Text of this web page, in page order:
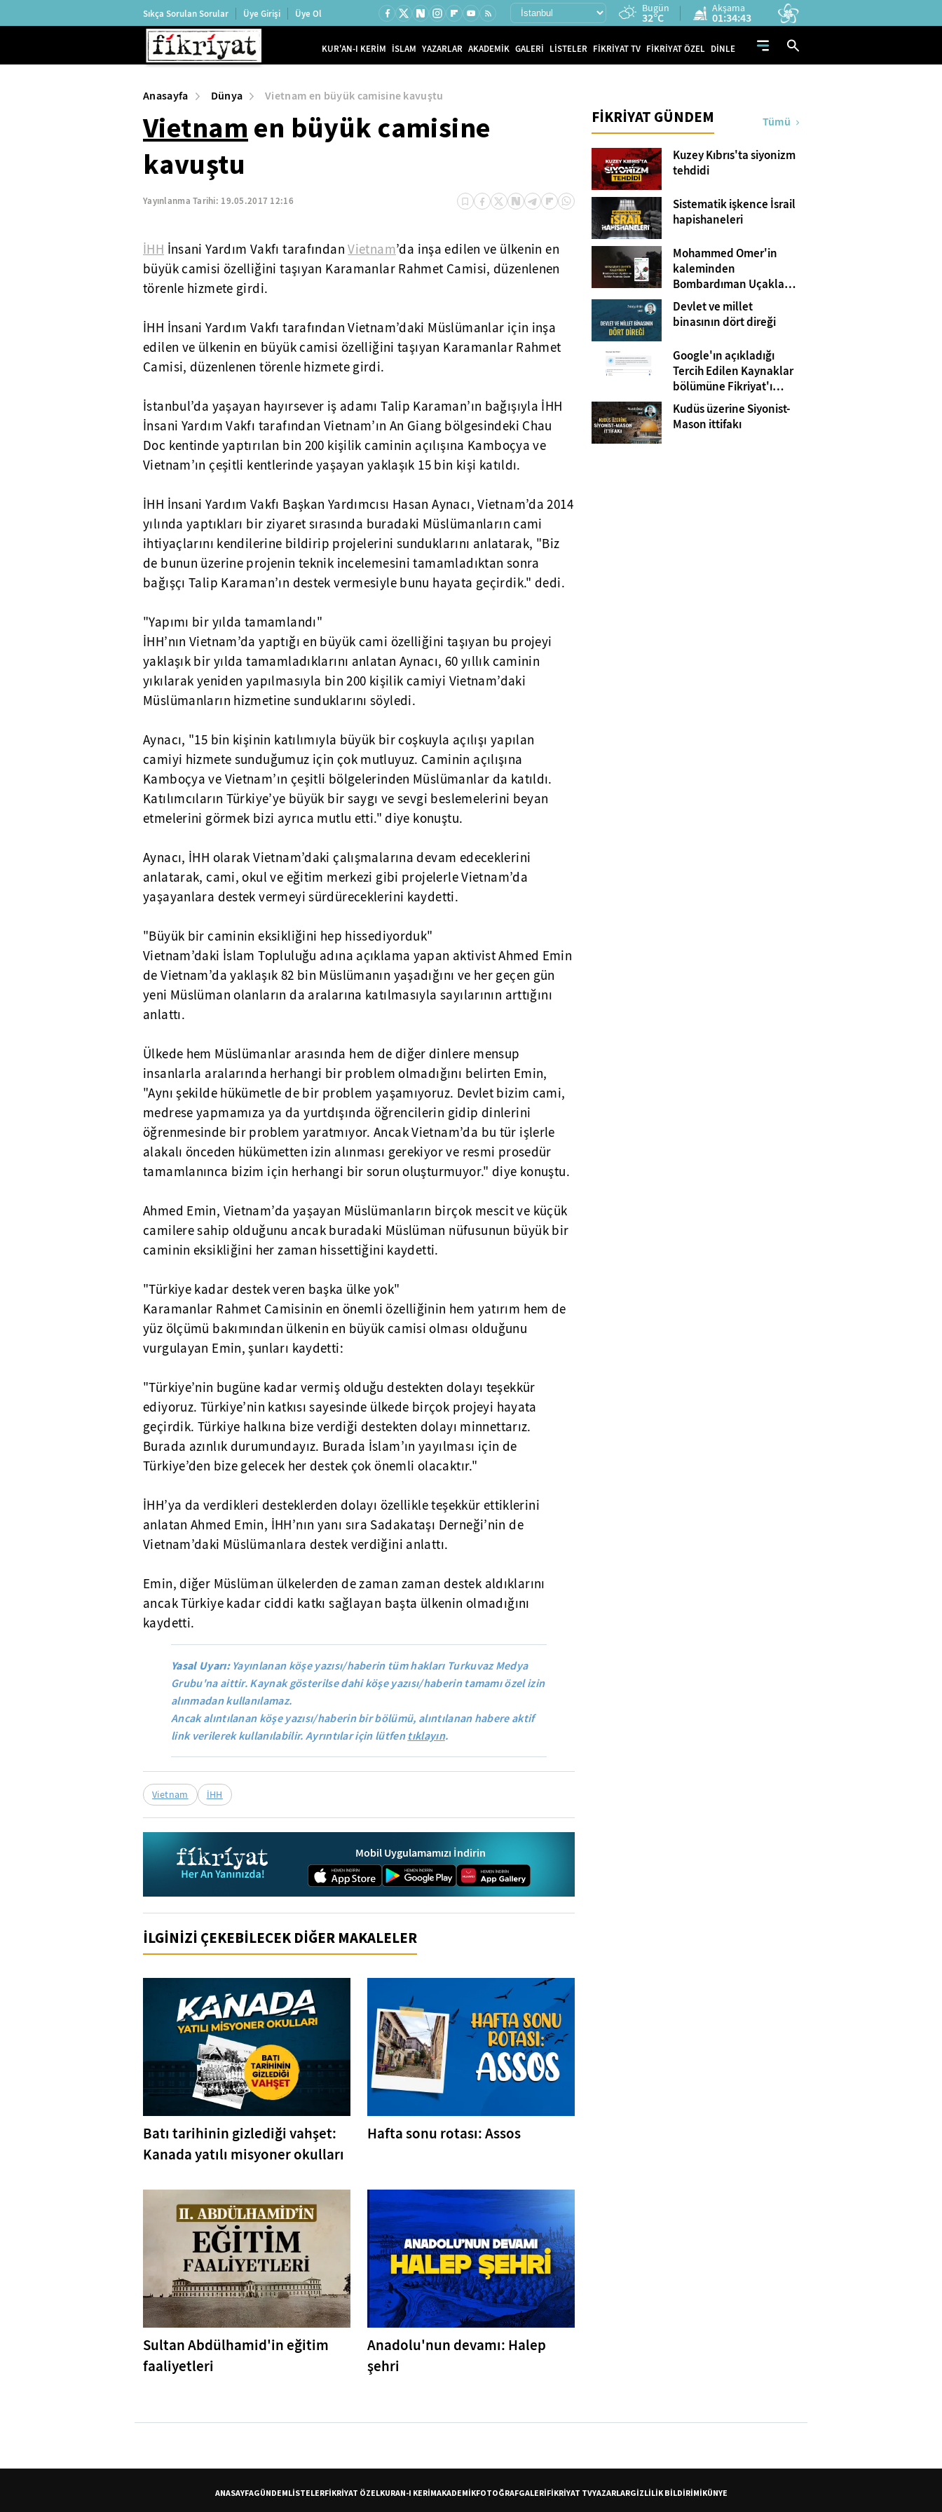
Sıkça Sorulan Sorular Üye Girişi Üye Ol Bugün
32°C
Akşama
01:34:42
KUR'AN-I KERİM İSLAM YAZARLAR AKADEMİK GALERİ LİSTELER FİKRİYAT TV FİKRİYAT ÖZEL DİNLE
Anasayfa Dünya Vietnam en büyük camisine kavuştu
Vietnam en büyük camisine
kavuştu
Yayınlanma Tarihi: 19.05.2017 12:16
İHH İnsani Yardım Vakfı tarafındanVietnam’da inşa edilen ve ülkenin en
büyük camisi özelliğini taşıyan Karamanlar Rahmet Camisi, düzenlenen
törenle hizmete girdi.
İHH İnsani Yardım Vakfı tarafından Vietnam’daki Müslümanlar için inşa
edilen ve ülkenin en büyük camisi özelliğini taşıyan Karamanlar Rahmet
Camisi, düzenlenen törenle hizmete girdi.
İstanbul’da yaşayan hayırsever iş adamı Talip Karaman’ın bağışıyla İHH
İnsani Yardım Vakfı tarafından Vietnam’ın An Giang bölgesindeki Chau
Doc kentinde yaptırılan bin 200 kişilik caminin açılışına Kamboçya ve
Vietnam’ın çeşitli kentlerinde yaşayan yaklaşık 15 bin kişi katıldı.
İHH İnsani Yardım Vakfı Başkan Yardımcısı Hasan Aynacı, Vietnam’da 2014
yılında yaptıkları bir ziyaret sırasında buradaki Müslümanların cami
ihtiyaçlarını kendilerine bildirip projelerini sunduklarını anlatarak, "Biz
de bunun üzerine projenin teknik incelemesini tamamladıktan sonra
bağışçı Talip Karaman’ın destek vermesiyle bunu hayata geçirdik." dedi.
"Yapımı bir yılda tamamlandı"
İHH’nın Vietnam’da yaptığı en büyük cami özelliğini taşıyan bu projeyi
yaklaşık bir yılda tamamladıklarını anlatan Aynacı, 60 yıllık caminin
yıkılarak yeniden yapılmasıyla bin 200 kişilik camiyi Vietnam’daki
Müslümanların hizmetine sunduklarını söyledi.
Aynacı, "15 bin kişinin katılımıyla büyük bir coşkuyla açılışı yapılan
camiyi hizmete sunduğumuz için çok mutluyuz. Caminin açılışına
Kamboçya ve Vietnam’ın çeşitli bölgelerinden Müslümanlar da katıldı.
Katılımcıların Türkiye’ye büyük bir saygı ve sevgi beslemelerini beyan
etmelerini görmek bizi ayrıca mutlu etti." diye konuştu.
Aynacı, İHH olarak Vietnam’daki çalışmalarına devam edeceklerini
anlatarak, cami, okul ve eğitim merkezi gibi projelerle Vietnam’da
yaşayanlara destek vermeyi sürdüreceklerini kaydetti.
"Büyük bir caminin eksikliğini hep hissediyorduk"
Vietnam’daki İslam Topluluğu adına açıklama yapan aktivist Ahmed Emin
de Vietnam’da yaklaşık 82 bin Müslümanın yaşadığını ve her geçen gün
yeni Müslüman olanların da aralarına katılmasıyla sayılarının arttığını
anlattı.
Ülkede hem Müslümanlar arasında hem de diğer dinlere mensup
insanlarla aralarında herhangi bir problem olmadığını belirten Emin,
"Aynı şekilde hükümetle de bir problem yaşamıyoruz. Devlet bizim cami,
medrese yapmamıza ya da yurtdışında öğrencilerin gidip dinlerini
öğrenmesinde bir problem yaratmıyor. Ancak Vietnam’da bu tür işlerle
alakalı önceden hükümetten izin alınması gerekiyor ve resmi prosedür
tamamlanınca bizim için herhangi bir sorun oluşturmuyor." diye konuştu.
Ahmed Emin, Vietnam’da yaşayan Müslümanların birçok mescit ve küçük
camilere sahip olduğunu ancak buradaki Müslüman nüfusunun büyük bir
caminin eksikliğini her zaman hissettiğini kaydetti.
"Türkiye kadar destek veren başka ülke yok"
Karamanlar Rahmet Camisinin en önemli özelliğinin hem yatırım hem de
yüz ölçümü bakımından ülkenin en büyük camisi olması olduğunu
vurgulayan Emin, şunları kaydetti:
"Türkiye’nin bugüne kadar vermiş olduğu destekten dolayı teşekkür
ediyoruz. Türkiye’nin katkısı sayesinde ülkede birçok projeyi hayata
geçirdik. Türkiye halkına bize verdiği destekten dolayı minnettarız.
Burada azınlık durumundayız. Burada İslam’ın yayılması için de
Türkiye’den bize gelecek her destek çok önemli olacaktır."
İHH’ya da verdikleri desteklerden dolayı özellikle teşekkür ettiklerini
anlatan Ahmed Emin, İHH’nın yanı sıra Sadakataşı Derneği’nin de
Vietnam’daki Müslümanlara destek verdiğini anlattı.
Emin, diğer Müslüman ülkelerden de zaman zaman destek aldıklarını
ancak Türkiye kadar ciddi katkı sağlayan başta ülkenin olmadığını
kaydetti.
Yasal Uyarı:Yayınlanan köşe yazısı/haberin tüm hakları Turkuvaz Medya
Grubu'na aittir. Kaynak gösterilse dahi köşe yazısı/haberin tamamı özel izin
alınmadan kullanılamaz.
Ancak alıntılanan köşe yazısı/haberin bir bölümü, alıntılanan habere aktif
link verilerek kullanılabilir. Ayrıntılar için lütfentıklayın.
Vietnam İHH
Mobil Uygulamamızı İndirin
İLGİNİZİ ÇEKEBİLECEK DİĞER MAKALELER
Batı tarihinin gizlediği vahşet:
Kanada yatılı misyoner okulları
Hafta sonu rotası: Assos
Sultan Abdülhamid'in eğitim
faaliyetleri
Anadolu'nun devamı: Halep
şehri
FİKRİYAT GÜNDEM Tümü
Kuzey Kıbrıs'ta siyonizm
tehdidi
Sistematik işkence İsrail
hapishaneleri
Mohammed Omer'in
kaleminden
Bombardıman Uçakları
ve Tanklar Arasında
Gazze
Devlet ve millet
binasının dört direği
Google'ın açıkladığı
Tercih Edilen Kaynaklar
bölümüne Fikriyat'ı
eklemeyi unutmayın!
Kudüs üzerine Siyonist-
Mason ittifakı
ANASAYFAGÜNDEMLİSTELERFİKRİYAT ÖZELKURAN-I KERİMAKADEMİKFOTOĞRAFGALERİFİKRİYAT TVYAZARLARGİZLİLİK BİLDİRİMİKÜNYE